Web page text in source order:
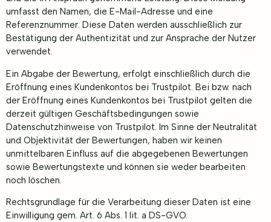
umfasst den Namen, die E-Mail-Adresse und eine
Referenznummer. Diese Daten werden ausschließlich zur
Bestätigung der Authentizität und zur Ansprache der Nutzer
verwendet.
Ein Abgabe der Bewertung, erfolgt einschließlich durch die
Eröffnung eines Kundenkontos bei Trustpilot. Bei bzw. nach
der Eröffnung eines Kundenkontos bei Trustpilot gelten die
derzeit gültigen Geschäftsbedingungen sowie
Datenschutzhinweise von Trustpilot. Im Sinne der Neutralität
und Objektivität der Bewertungen, haben wir keinen
unmittelbaren Einfluss auf die abgegebenen Bewertungen
sowie Bewertungstexte und können sie weder bearbeiten
noch löschen.
Rechtsgrundlage für die Verarbeitung dieser Daten ist eine
Einwilligung gem. Art. 6 Abs. 1 lit. a DS-GVO.